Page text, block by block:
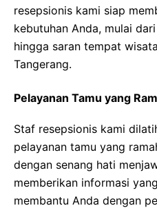
resepsionis kami siap
kebutuhan Anda, mulai
hingga saran tempat
Tangerang.
Pelayanan Tamu yang
Staf resepsionis kami
pelayanan tamu yang
dengan senang hati
memberikan informasi
membantu Anda dengan